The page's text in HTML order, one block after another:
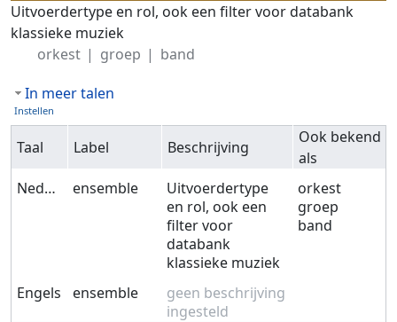
Ga naar:navigatie, zoeken
Uitvoerdertype en rol, ook een filter voor databank
klassieke muziek
orkest
groep
band
In meer talen
Instellen
Taal Label Beschrijving
Ook bekend
als
Nederlands
ensemble
Uitvoerdertype
en rol, ook een
filter voor
databank
klassieke muziek
orkest
groep
band
Engels ensemble
geen beschrijving
ingesteld